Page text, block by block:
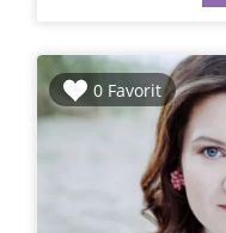
0 Favorit